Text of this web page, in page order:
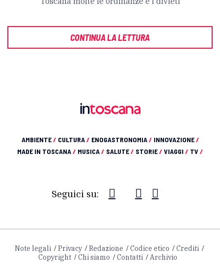
CONTINUA LA LETTURA
AMBIENTE/ CULTURA/ ENOGASTRONOMIA/ INNOVAZIONE/
MADE IN TOSCANA/ MUSICA/ SALUTE/ STORIE/ VIAGGI / TV /
Seguici su:
Note legali Privacy Redazione Codice etico
Crediti
Copyright
Chi siamo Contatti Archivio